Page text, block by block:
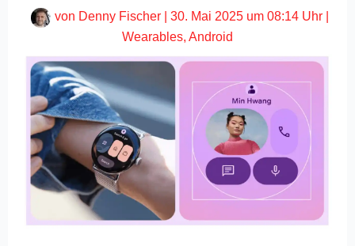
von Denny Fischer 30. Mai 2025 um 08:14 Uhr|
Wearables, Android